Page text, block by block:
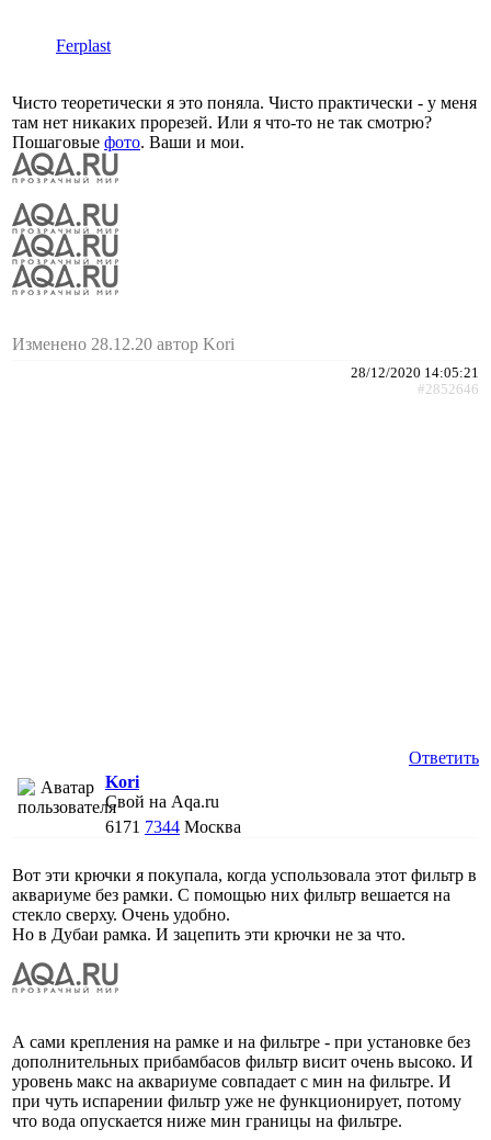
Ferplast
Чисто теоретически я это поняла. Чисто практически - у меня
там нет никаких прорезей. Или я что-то не так смотрю?
Пошаговые фото. Ваши и мои.
Изменено 28.12.20 автор Kori
28/12/2020 14:05:21
#2852646
Ответить
Kori
Свой на Aqa.ru
6171 7344 Москва
Вот эти крючки я покупала, когда успользовала этот фильтр в
аквариуме без рамки. С помощью них фильтр вешается на
стекло сверху. Очень удобно.
Но в Дубаи рамка. И зацепить эти крючки не за что.
А сами крепления на рамке и на фильтре - при установке без
дополнительных прибамбасов фильтр висит очень высоко. И
уровень макс на аквариуме совпадает с мин на фильтре. И
при чуть испарении фильтр уже не функционирует, потому
что вода опускается ниже мин границы на фильтре.